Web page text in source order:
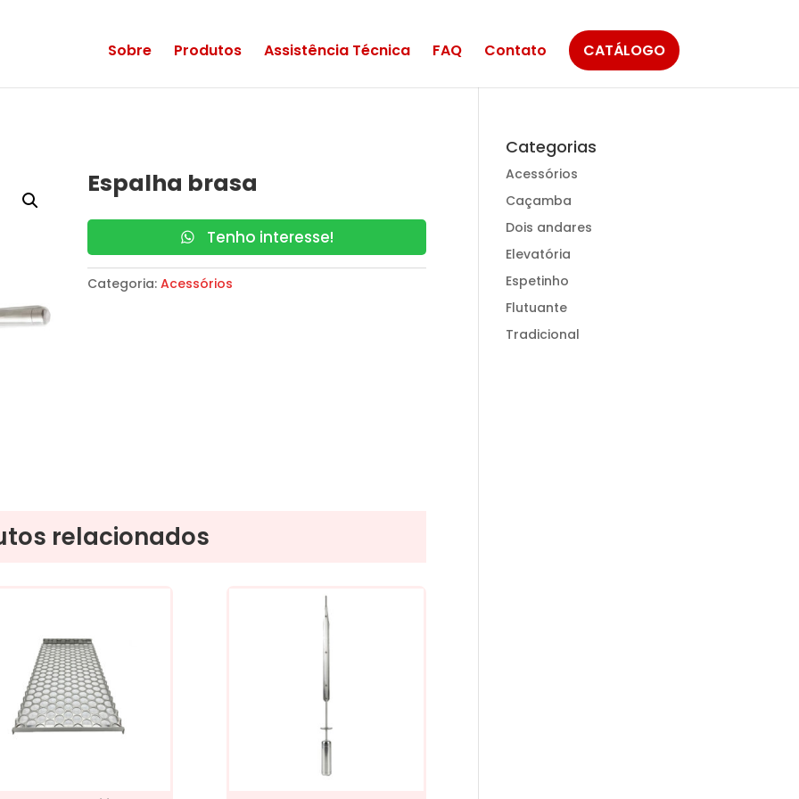
Sobre Produtos Assistência Técnica FAQ Contato CATÁLOGO
Espalha brasa
Tenho interesse!
Categoria:Acessórios
relacionados
Categorias
Acessórios
Caçamba
Dois andares
Elevatória
Espetinho
Flutuante
Tradicional